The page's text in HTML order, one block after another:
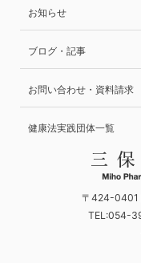
お知らせ
ブログ・記事
お問い合わせ・資料請求
健康法実践団体一覧
〒424-0401
TEL:054-